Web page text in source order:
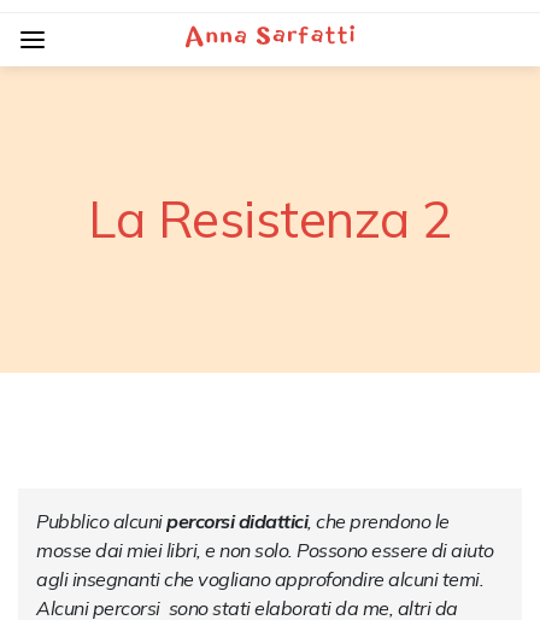
La Resistenza 2
Pubblico alcuni percorsi didattici, che prendono le
mosse dai miei libri, e non solo. Possono essere di aiuto
agli insegnanti che vogliano approfondire alcuni temi.
Alcuni percorsi  sono stati elaborati da me, altri da